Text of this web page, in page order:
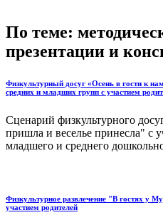
По теме:
презентации и
Физкультурный досуг «Осень в гости к
средних и младших групп с участием
Сценарий физкультурного
пришла и веселье принесла" с
младшего и среднего
Физкультурное развлечение "В гостях у
участием родителей